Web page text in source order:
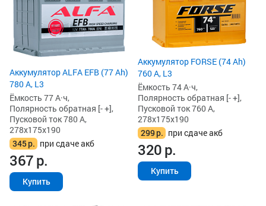
Аккумулятор ALFA EFB (77 Ah)
780 А, L3
Ёмкость 77 А·ч,
Полярность обратная [- +],
Пусковой ток 780 А,
278x175x190
345р. при сдаче акб
367р.
Купить
Аккумулятор FORSE (74 Ah)
760 А, L3
Ёмкость 74 А·ч,
Полярность обратная [- +],
Пусковой ток 760 А,
278x175x190
299р. при сдаче акб
320р.
Купить